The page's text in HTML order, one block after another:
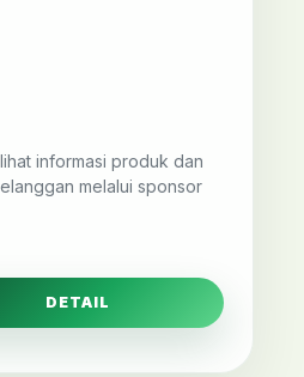
informasi produk dan
melalui sponsor
DETAIL